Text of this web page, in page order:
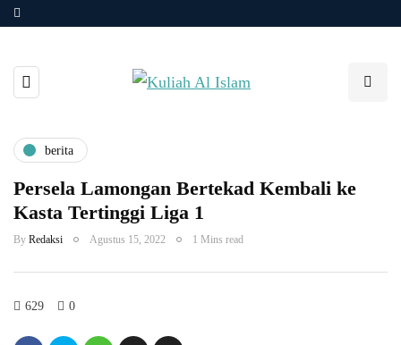
berita
Persela Lamongan Bertekad Kembali ke
Kasta Tertinggi Liga 1
By Redaksi Agustus 15, 2022 1 Mins read
629 0